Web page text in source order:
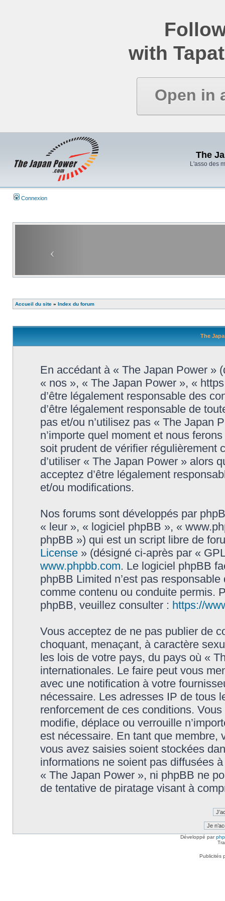
with
Open in
The
L'asso des
Connexion
Accueil du site » Index du forum
The
En accédant à « The Japan Power »
« nos », « The Japan Power », «
d’être légalement responsable des
d’être légalement responsable de
pas et/ou n’utilisez pas « The Japan
n’importe quel moment et nous
soit prudent de vérifier régulièrement
d’utiliser « The Japan Power » alors
acceptez d’être légalement
et/ou modifications.
Nos forums sont développés par
« leur », « logiciel phpBB », «
phpBB ») qui est un script libre de
License » (désigné ci-après par «
www.phpbb.com. Le logiciel phpBB
phpBB Limited n’est pas
comme contenu ou conduite permis.
phpBB, veuillez consulter : https://
Vous acceptez de ne pas publier de
choquant, menaçant, à caractère
les lois de votre pays, du pays où «
internationales. Le faire peut vous
avec une notification à votre
nécessaire. Les adresses IP de tous
renforcement de ces conditions.
modifie, déplace ou verrouille
est nécessaire. En tant que membre,
vous avez saisies soient stockées
informations ne soient pas diffusées
« The Japan Power », ni phpBB ne
de tentative de piratage visant à
Développé par
Publicités